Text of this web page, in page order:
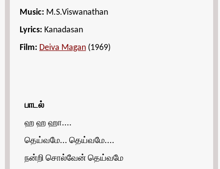
Music: M.S.Viswanathan
Lyrics: Kanadasan
Film: Deiva Magan (1969)
பாடல்
ஹ ஹ ஹா....
தெய்வமே... தெய்வமே....
நன்றி சொல்வேன் தெய்வமே